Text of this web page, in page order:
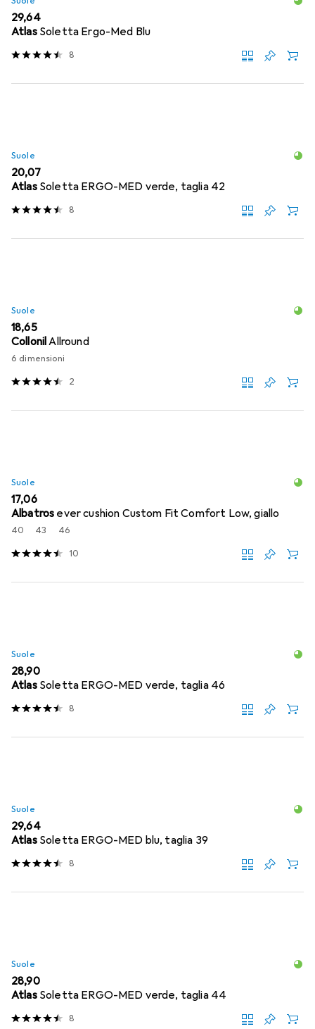
EUR
29,64
Atlas Soletta Ergo-Med Blu
8
Suole
EUR
20,07
Atlas Soletta ERGO-MED verde, taglia 42
8
Suole
EUR
18,65
CollonilAllround
6 dimensioni
2
Suole
EUR
17,06
Albatros ever cushion Custom Fit Comfort Low, giallo
40 43 46
10
Suole
EUR
28,90
Atlas Soletta ERGO-MED verde, taglia 46
8
Suole
EUR
29,64
Atlas Soletta ERGO-MED blu, taglia 39
8
Suole
EUR
28,90
Atlas Soletta ERGO-MED verde, taglia 44
8